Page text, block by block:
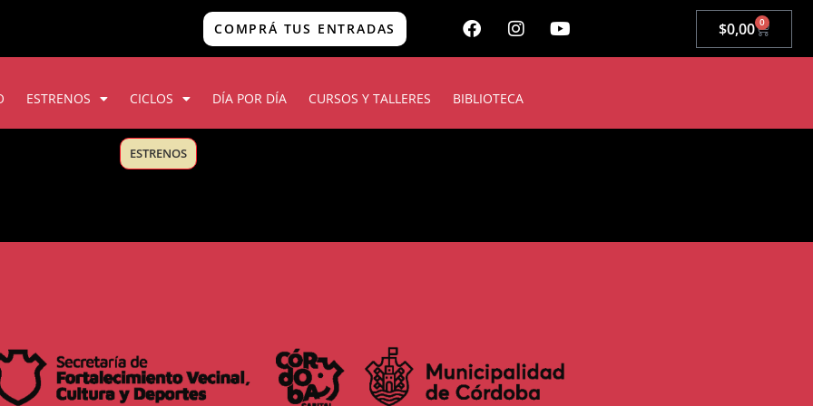
COMPRÁ TUS ENTRADAS $0,00 0
ESTRENOS CICLOS DÍA POR DÍA CURSOS Y TALLERES BIBLIOTECA
ESTRENOS